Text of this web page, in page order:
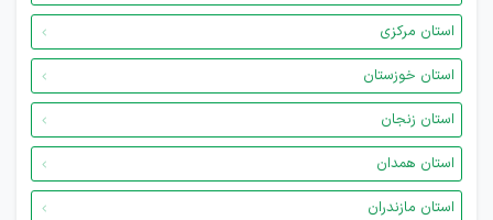
استان مرکزی
استان خوزستان
استان زنجان
استان همدان
استان مازندران